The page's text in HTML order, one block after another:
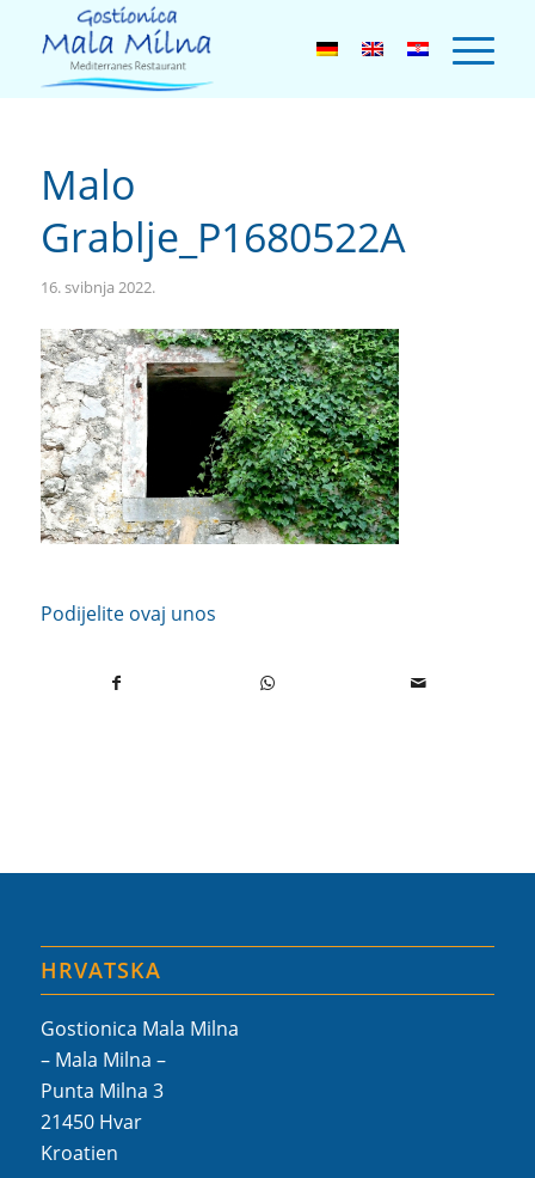
Malo
Grablje_P1680522A
16. svibnja 2022.
Podijelite ovaj unos
HRVATSKA
Gostionica Mala Milna
– Mala Milna –
Punta Milna 3
21450 Hvar
Kroatien